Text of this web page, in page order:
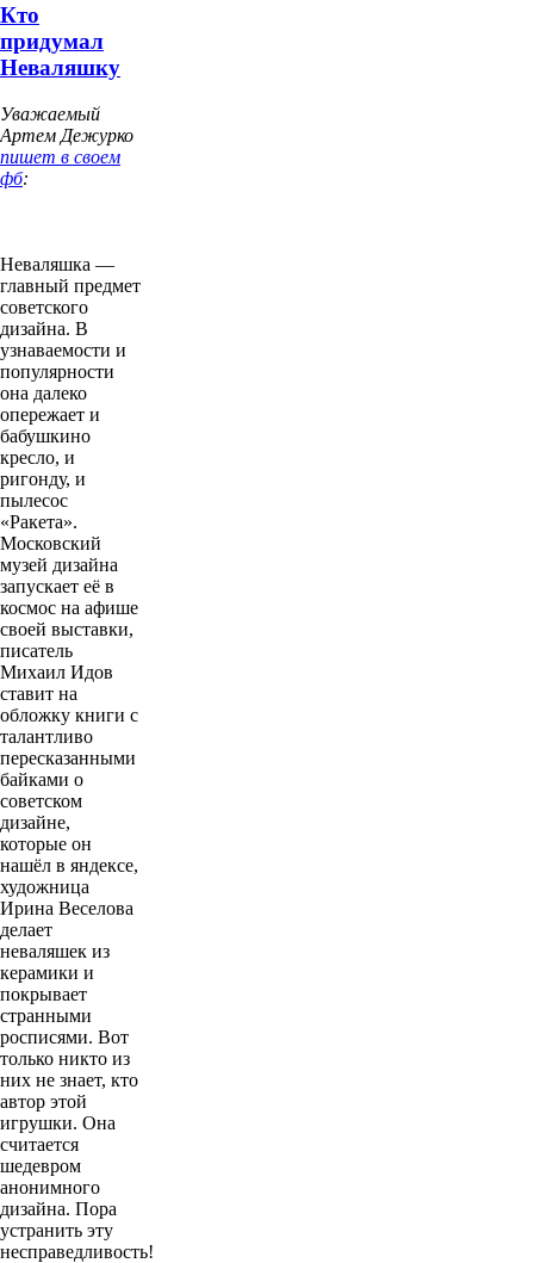
Кто
придумал
Неваляшку
Уважаемый
Артем Дежурко
пишет в своем
фб:
Неваляшка —
главный предмет
советского
дизайна. В
узнаваемости и
популярности
она далеко
опережает и
бабушкино
кресло, и
ригонду, и
пылесос
«Ракета».
Московский
музей дизайна
запускает её в
космос на афише
своей выставки,
писатель
Михаил Идов
ставит на
обложку книги с
талантливо
пересказанными
байками о
советском
дизайне,
которые он
нашёл в яндексе,
художница
Ирина Веселова
делает
неваляшек из
керамики и
покрывает
странными
росписями. Вот
только никто из
них не знает, кто
автор этой
игрушки. Она
считается
шедевром
анонимного
дизайна. Пора
устранить эту
несправедливость!